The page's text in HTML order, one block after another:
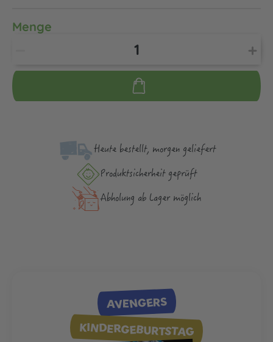
Menge
Heute bestellt, morgen geliefert
Produktsicher­heit geprüft
Abholung ab Lager möglich
AVENGERS
KINDERGEBURTSTAG